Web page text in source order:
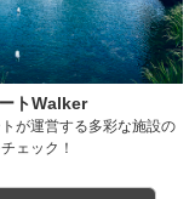
トWalker
が運営する多彩な施設の
ェック！